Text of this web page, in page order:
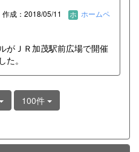
作成：2018/05/11
ホームペ
がＪＲ加茂駅前広場で開催
。
100件